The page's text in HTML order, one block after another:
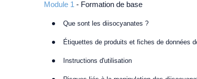
Module 1- Formation de base
Que sont les diisocyanates ?
Étiquettes de produits et fiches de données
Instructions d'utilisation